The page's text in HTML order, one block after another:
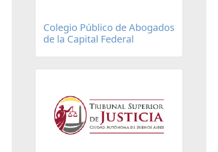
Colegio Público de Abogados
de la Capital Federal